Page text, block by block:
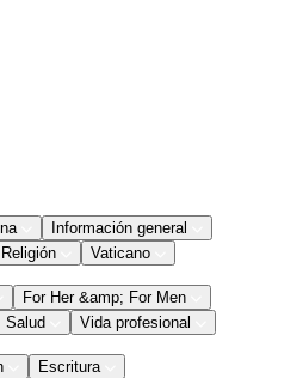
Información general
Religión Vaticano
For Her &amp; For Men
Salud Vida profesional
Escritura